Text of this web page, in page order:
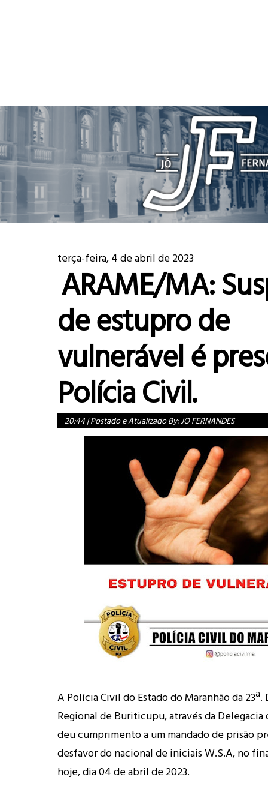
terça-feira, 4 de abril de 2023
ARAME/MA:
de estupro de
vulnerável é
Polícia Civil.
20:44|Postado e Atualizado By:JO FERNANDES
A Polícia Civil do Estado do Maranhão da 23ª.
Regional de Buriticupu, através da
deu cumprimento a um mandado de prisão
desfavor do nacional de iniciais W.S.A, no
hoje, dia 04 de abril de 2023.